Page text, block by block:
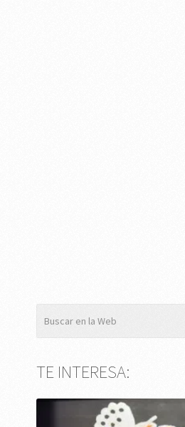
TE INTERESA: